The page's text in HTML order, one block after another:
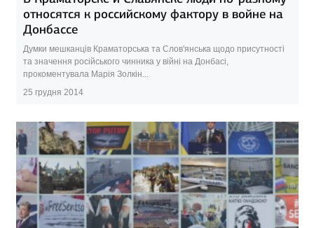
относятся к российскому фактору в войне на
Донбассе
Думки мешканців Краматорська та Слов'янська щодо присутності
та значення російського чинника у війні на Донбасі,
прокоментувала Марія Золкін...
25 грудня 2014